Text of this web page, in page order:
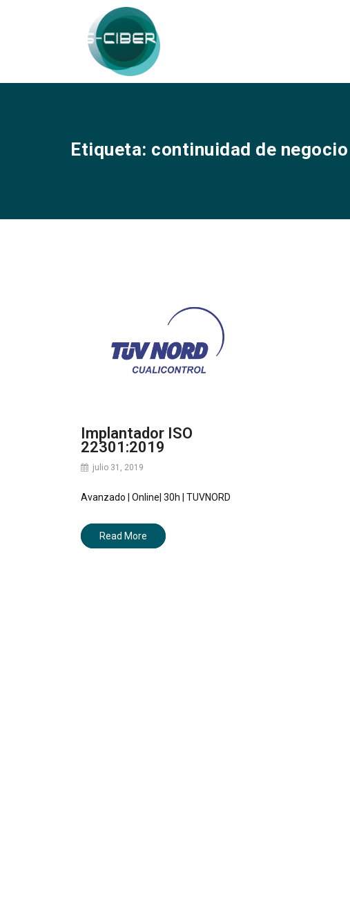
Etiqueta: continuidad de negocio
Implantador ISO
22301:2019
julio 31, 2019
Avanzado | Online| 30h | TUVNORD
Read More